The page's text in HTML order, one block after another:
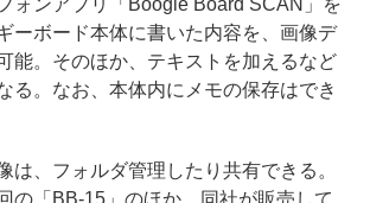
ォンアプリ「Boogie Board SCAN」を
ーボード本体に書いた内容を、画像デ
能。そのほか、テキストを加えるなど
る。なお、本体内にメモの保存はでき
は、フォルダ管理したり共有できる。
の「BB-15」のほか、同社が販売して